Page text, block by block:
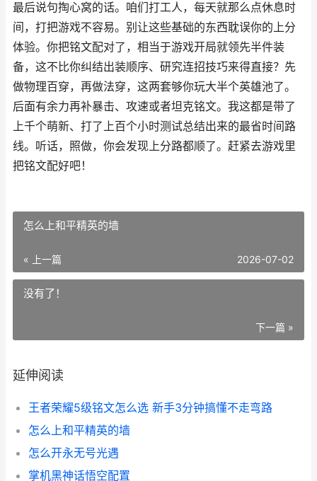
最后说句掏心窝的话。咱们打工人，每天就那么点休息时
间，打把游戏不容易。别让这些基础的东西耽误你的上分
体验。你把铭文配对了，相当于游戏开局就领先半件装
备，这不比你纠结出装顺序、研究连招技巧来得直接？先
做物理百穿，再做法穿，这两套够你玩大半个英雄池了。
后面有余力再补暴击、攻速或者坦克铭文。我这都是带了
上千个萌新、打了上百个小时测试总结出来的最省时间路
线。听话，照做，你会发现上分路都顺了。赶紧去游戏里
把铭文配好吧！
怎么上和平精英的墙
« 上一篇 2026-07-02
没有了！
下一篇 »
延伸阅读
王者荣耀5级铭文怎么选 新手3分钟搞懂不走弯路
怎么上和平精英的墙
怎么开永无号光遇
掌机黑神话悟空配置